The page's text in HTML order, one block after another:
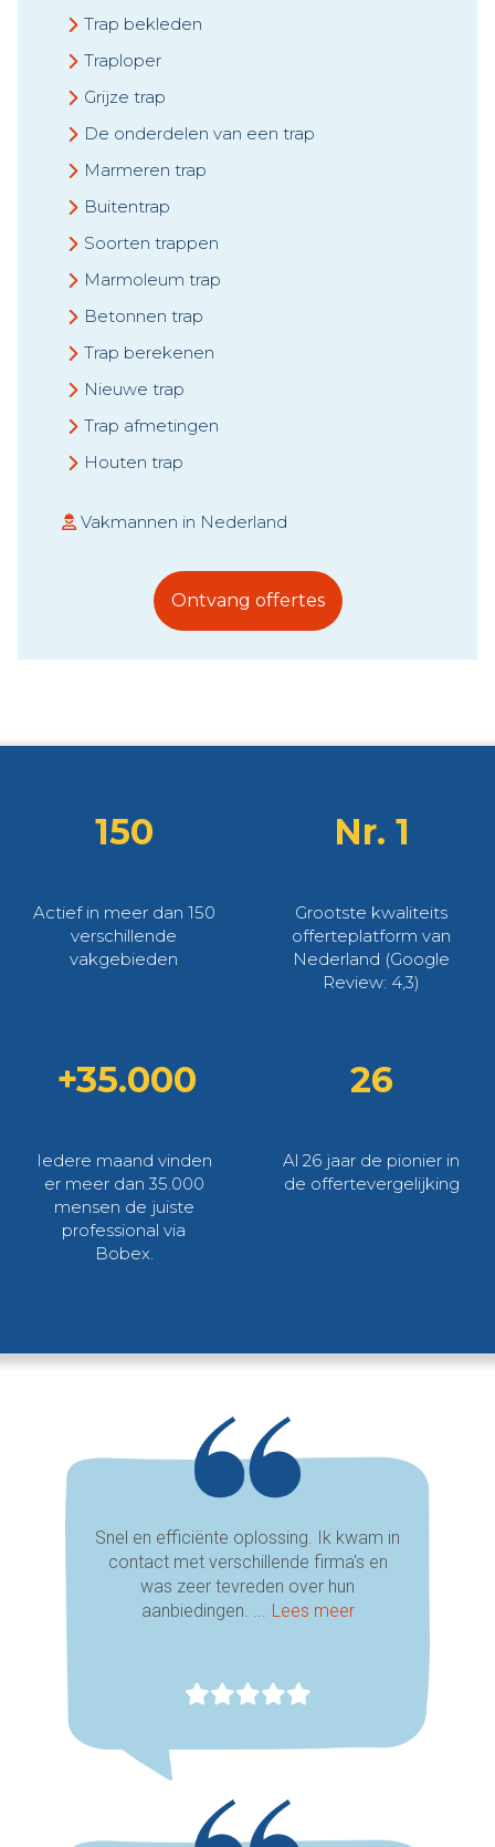
Trap bekleden
Traploper
Grijze trap
De onderdelen van een trap
Marmeren trap
Buitentrap
Soorten trappen
Marmoleum trap
Betonnen trap
Trap berekenen
Nieuwe trap
Trap afmetingen
Houten trap
Vakmannen in Nederland
Ontvang offertes
150
Actief in meer dan 150
verschillende
vakgebieden
Nr. 1
Grootste kwaliteits
offerteplatform van
Nederland (Google
Review: 4,3)
+35.000
Iedere maand vinden
er meer dan 35.000
mensen de juiste
professional via
Bobex.
26
Al 26 jaar de pionier in
de offertevergelijking
Snel en efficiënte oplossing. Ik kwam in
contact met verschillende firma's en
was zeer tevreden over hun
aanbiedingen. ... Lees meer